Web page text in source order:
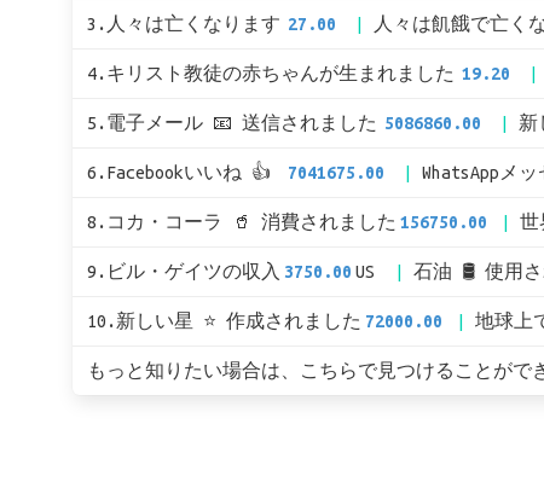
3.人々は亡くなります 27.00 人々は飢餓で亡く
4.キリスト教徒の赤ちゃんが生まれました 19.20
5.電子メール 📧 送信されました 5086860.00 新
6.Facebookいいね 👍 7041675.00 WhatsAppメ
8.コカ・コーラ 🥤 消費されました 156750.00 世
9.ビル・ゲイツの収入 3750.00 US 石油 🛢 使用さ
10.新しい星 ⭐ 作成されました 72000.00 地球上
もっと知りたい場合は、こちらで見つけることがで